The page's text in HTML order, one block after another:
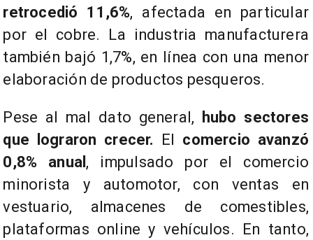
retrocedió 11,6%, afectada en particular
por el cobre. La industria manufacturera
también bajó 1,7%, en línea con una menor
elaboración de productos pesqueros.
Pese al mal dato general,
hubo sectores
que lograron crecer.
El comercio avanzó
0,8% anual , impulsado por el comercio
minorista y automotor, con ventas en
vestuario, almacenes de comestibles,
plataformas online y vehículos. En tanto,